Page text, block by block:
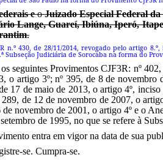
eoJuizado Especial Federal
Lange, Guareí, Ibiúna, Iperó,
.
n.º 430, de 28/11/2014, revogado pelo artigo
Judiciária de Sorocaba na forma do
seguintes Provimentos CJF3R: nº
o artigo 3º; nº 395, de 8 de
17 de maio de 2013, o artigo 4º,
de 12 de novembro de 2007, o
de novembro de 2001, o artigo 4º e o
de 1995, no que se refere à
entra em vigor na data de sua
se. Cumpra-se.